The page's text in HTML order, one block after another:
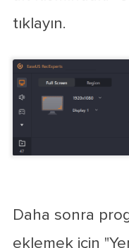
tıklayın.
Daha sonra
eklemek için